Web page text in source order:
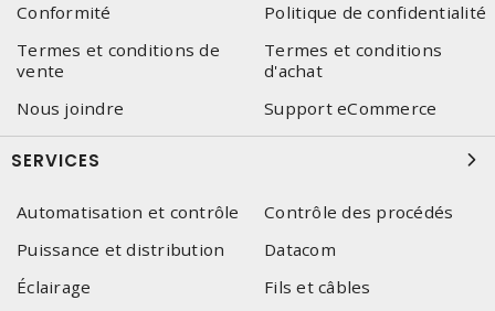
Conformité
Politique de confidentialité
Termes et conditions de
vente
Termes et conditions
d'achat
Nous joindre
Support eCommerce
SERVICES
Automatisation et contrôle
Contrôle des procédés
Puissance et distribution
Datacom
Éclairage
Fils et câbles